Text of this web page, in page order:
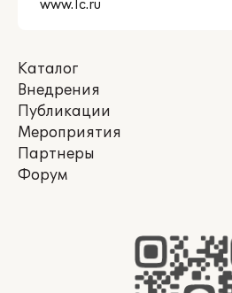
Каталог
Внедрения
Публикации
Мероприятия
Партнеры
Форум